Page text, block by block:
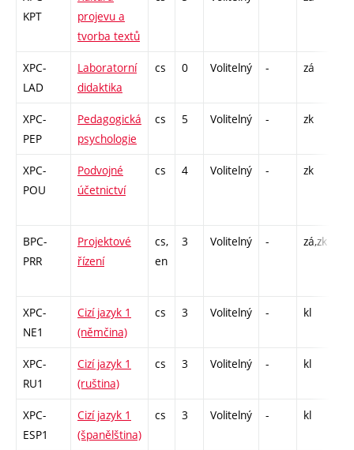
KPT
projevu a
tvorba textů
XPC-
LAD
Laboratorní
didaktika
cs 0 Volitelný - zá
XPC-
PEP
Pedagogická
psychologie
cs 5 Volitelný - zk
XPC-
POU
Podvojné
účetnictví
cs 4 Volitelný - zk
BPC-
PRR
Projektové
řízení
cs,
en
3 Volitelný - zá,zk
XPC-
NE1
Cizí jazyk 1
(němčina)
cs 3 Volitelný - kl
XPC-
RU1
Cizí jazyk 1
(ruština)
cs 3 Volitelný - kl
XPC-
ESP1
Cizí jazyk 1
(španělština)
cs 3 Volitelný - kl